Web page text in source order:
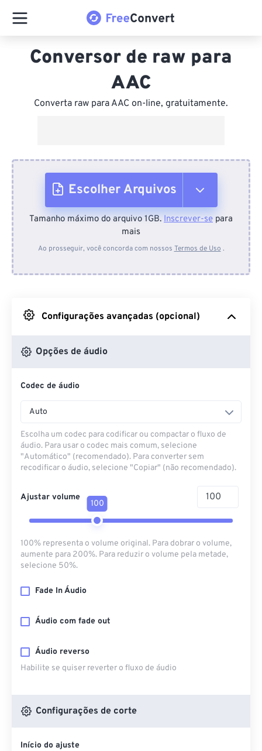
Conversor de raw para
AAC
Converta raw para AAC on-line, gratuitamente.
Escolher Arquivos
Do dispositivo
Do Google Drive
Do OneDrive
Tamanho máximo do arquivo 1GB. Inscrever-se para
mais
Ao prosseguir, você concorda com nossos Termos de Uso .
Configurações avançadas (opcional)
Opções de áudio
Codec de áudio
Auto
Escolha um codec para codificar ou compactar o fluxo de
áudio. Para usar o codec mais comum, selecione
"Automático" (recomendado). Para converter sem
recodificar o áudio, selecione "Copiar" (não recomendado).
Ajustar volume
100
100% representa o volume original. Para dobrar o volume,
aumente para 200%. Para reduzir o volume pela metade,
selecione 50%.
Fade In Áudio
Áudio com fade out
Áudio reverso
Habilite se quiser reverter o fluxo de áudio
Configurações de corte
Início do ajuste